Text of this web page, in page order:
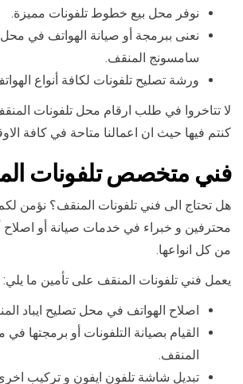
نوفر محل بيع خطوط تلفونات مميزة.
نعنى ببرمجة أو صيانة الهواتف في
سامسونج المنقف.
ورشة تصليح تلفونات لكافة أنواع
لا تتاخروا في طلب ارقام محل تلفونات
كنتم فيها حيث ان اعمالنا متاحة في كافة
فني متخصص تلفونات
هل تحتاج الى فني تلفونات المنقف؟ نؤمن
محترفين و خبراء في خدمات صيانة أو اصلاح
من كل انواعها.
يعمل فني تلفونات المنقف على تأمين ما يلي:
اصلاح الهواتف في محل تصليح ايباد
القيام بصيانة التلفونات أو برمجتها
المنقف.
تبديل شاشة تلفون ايفون و تركيب